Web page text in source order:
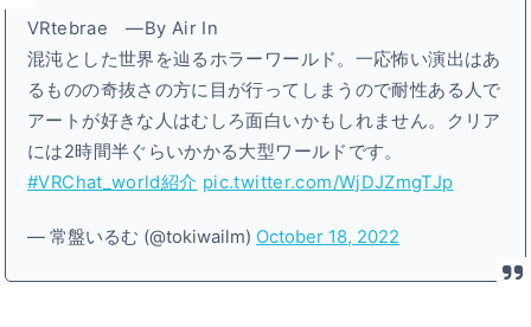
VRtebrae ―By Air In
混沌とした世界を辿るホラーワールド。一応怖い演出はあ
るものの奇抜さの方に目が行ってしまうので耐性ある人で
アートが好きな人はむしろ面白いかもしれません。クリア
には2時間半ぐらいかかる大型ワールドです。
#VRChat_world紹介 pic.twitter.com/WjDJZmgTJp
— 常盤いるむ (@tokiwailm) October 18, 2022